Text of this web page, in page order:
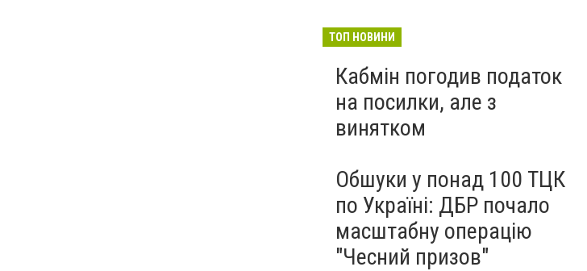
ТОП НОВИНИ
Кабмін погодив податок
на посилки, але з
винятком
Обшуки у понад 100 ТЦК
по Україні: ДБР почало
масштабну операцію
"Чесний призов"